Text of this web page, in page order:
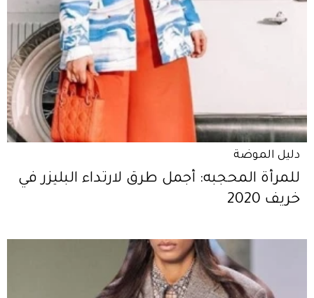
دليل الموضة
للمرأة المحجبه: أجمل طرق لارتداء البليزر في
خريف 2020